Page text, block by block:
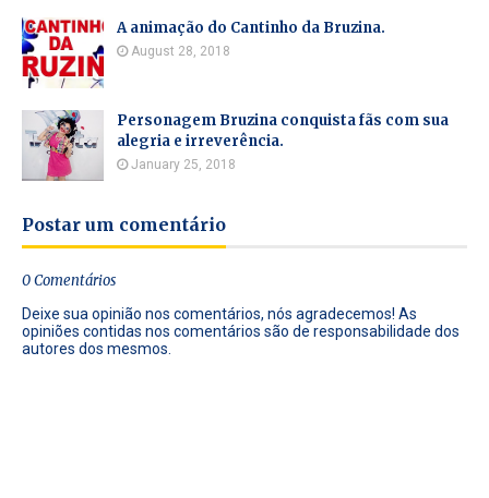
A animação do Cantinho da Bruzina.
August 28, 2018
Personagem Bruzina conquista fãs com sua
alegria e irreverência.
January 25, 2018
Postar um comentário
0 Comentários
Deixe sua opinião nos comentários, nós agradecemos! As
opiniões contidas nos comentários são de responsabilidade dos
autores dos mesmos.